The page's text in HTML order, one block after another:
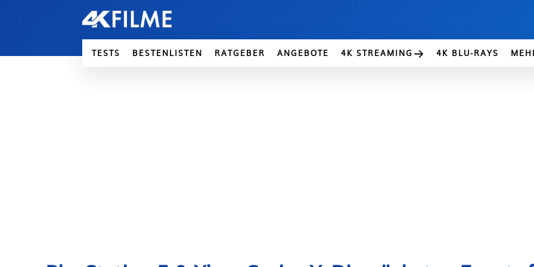
TESTS BESTENLISTEN RATGEBER ANGEBOTE 4K STREAMING 4K BLU-RAYS